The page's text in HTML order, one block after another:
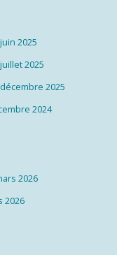
2025
2025
2025
2024
2026
2026